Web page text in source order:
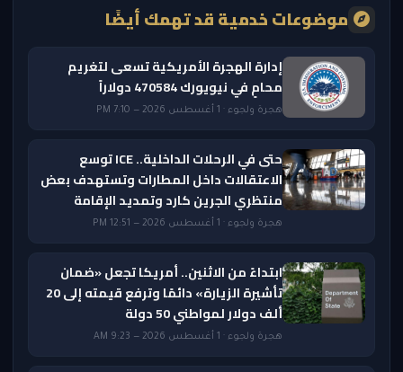
موضوعات خدمية قد تهمك أيضًا
إدارة الهجرة الأمريكية تسعى لتغريم
محامٍ في نيويورك 470584 دولاراً
هجرة ولجوء · 1 أغسطس 2026 — 7:10 PM
حتى في الرحلات الداخلية.. ICE توسع
الاعتقالات داخل المطارات وتستهدف بعض
منتظري الجرين كارد وتمديد الإقامة
هجرة ولجوء · 1 أغسطس 2026 — 12:51 PM
ابتداءً من الاثنين.. أمريكا تجعل «ضمان
تأشيرة الزيارة» دائمًا وترفع قيمته إلى 20
ألف دولار لمواطني 50 دولة
هجرة ولجوء · 1 أغسطس 2026 — 9:23 AM